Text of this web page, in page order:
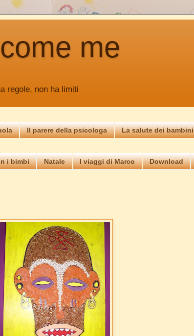
me
regole, non ha limiti
Il parere della psicologa La salute dei bambini
i bimbi Natale I viaggi di Marco Download